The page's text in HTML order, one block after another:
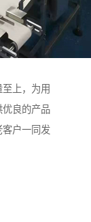
上，为用
优良的产品
客户一同发